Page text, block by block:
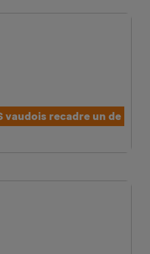
vaudois recadre un de